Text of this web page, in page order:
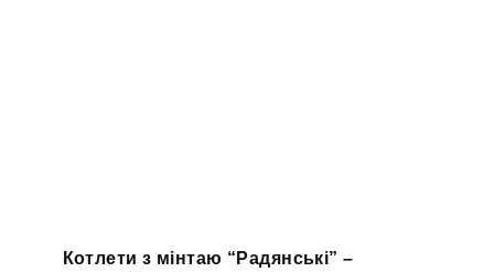
Котлети з мінтаю “Радянські” –